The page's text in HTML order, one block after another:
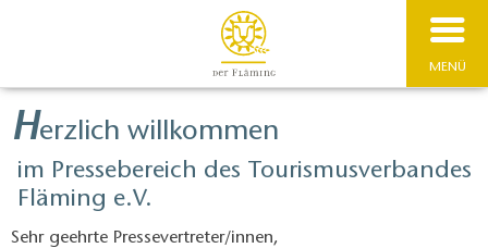
MENÜ
Herzlich willkommen
im Pressebereich des Tourismusverbandes
Fläming e.V.
Sehr geehrte Pressevertreter/innen,